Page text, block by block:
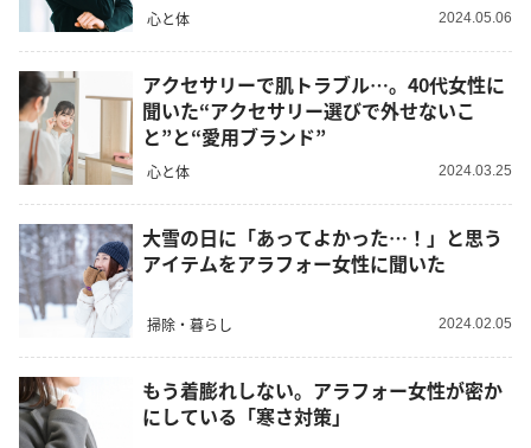
心と体 2024.05.06
アクセサリーで肌トラブル…。40代女性に
聞いた“アクセサリー選びで外せないこ
と”と“愛用ブランド”
心と体 2024.03.25
大雪の日に「あってよかった…！」と思う
アイテムをアラフォー女性に聞いた
掃除・暮らし 2024.02.05
もう着膨れしない。アラフォー女性が密か
にしている「寒さ対策」